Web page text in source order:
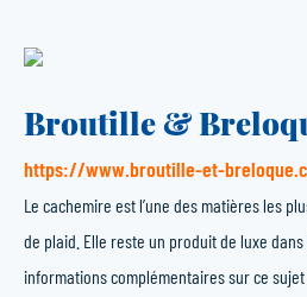
Broutille &
https://www.broutille-et-
Le cachemire est l’une des matières les
de plaid. Elle reste un produit de luxe dans
informations complémentaires sur ce